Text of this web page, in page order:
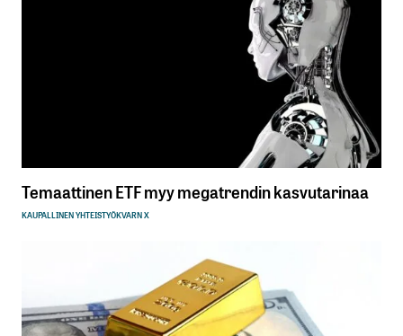
Temaattinen ETF myy megatrendin kasvutarinaa
KAUPALLINEN YHTEISTYÖKVARN X